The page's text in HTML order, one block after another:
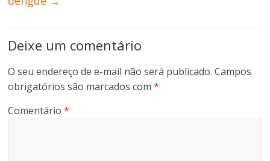
Deixe um comentário
O seu endereço de e-mail não será publicado. Campos
obrigatórios são marcados com*
Comentário*